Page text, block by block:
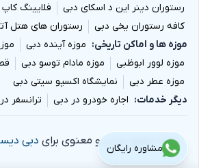
رستوران دینر این د اسکای دبی
فلایینگ
کافه رستوران یخی دبی
رستوران های هتل
موزه ها و اماکن تاریخی
موزه آینده دبی
موزه لوور ابوظبی
موزه مادام توسو دبی
موزه عطر دبی
نمایشگاه اکسپو سیتی دبی
دیگر خدمات
اجاره خودرو در دبی ترانسفر
تمام حقوق مادی و معنوی برای دبی
مشاوره رایگان